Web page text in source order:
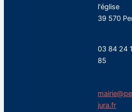
l'église
39 570
03 84 24
85
jura.fr